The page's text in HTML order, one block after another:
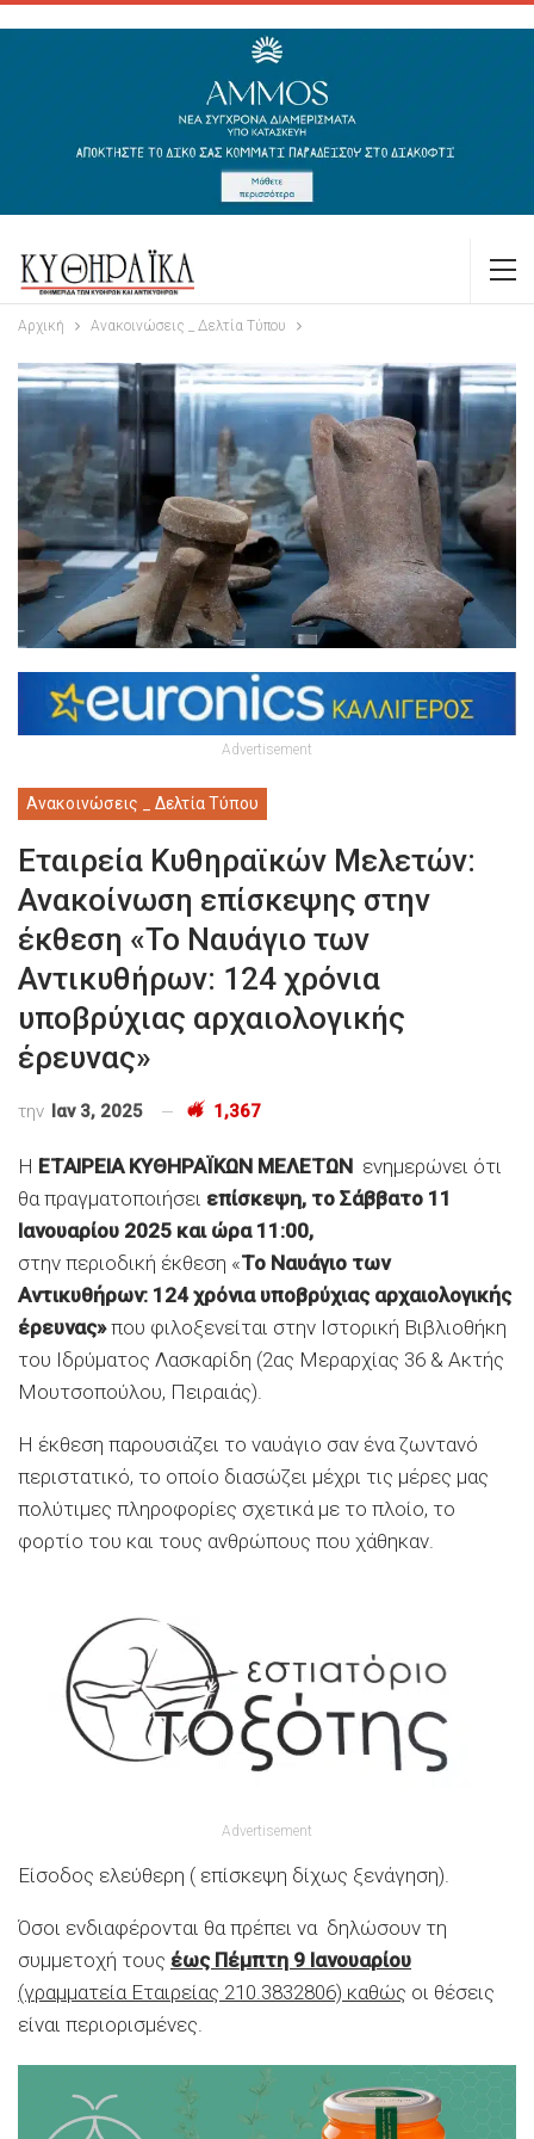
Αρχική Ανακοινώσεις _ Δελτία Τύπου
Advertisement
Ανακοινώσεις _ Δελτία Τύπου
Εταιρεία Κυθηραϊκών Μελετών:
Ανακοίνωση επίσκεψης στην
έκθεση «Το Ναυάγιο των
Αντικυθήρων: 124 χρόνια
υποβρύχιας αρχαιολογικής
έρευνας»
την Ιαν 3, 2025 1,367
Η ΕΤΑΙΡΕΙΑ ΚΥΘΗΡΑΪΚΩΝ ΜΕΛΕΤΩΝ ενημερώνει ότι
θα πραγματοποιήσει επίσκεψη, το Σάββατο 11
Ιανουαρίου 2025 και ώρα 11:00,
στην περιοδική έκθεση «Το Ναυάγιο των
Αντικυθήρων: 124 χρόνια υποβρύχιας αρχαιολογικής
έρευνας»που φιλοξενείται στην Ιστορική Βιβλιοθήκη
του Ιδρύματος Λασκαρίδη (2ας Μεραρχίας 36 & Ακτής
Μουτσοπούλου, Πειραιάς).
Η έκθεση παρουσιάζει το ναυάγιο σαν ένα ζωντανό
περιστατικό, το οποίο διασώζει μέχρι τις μέρες μας
πολύτιμες πληροφορίες σχετικά με το πλοίο, το
φορτίο του και τους ανθρώπους που χάθηκαν.
Advertisement
Είσοδος ελεύθερη ( επίσκεψη δίχως ξενάγηση).
Όσοι ενδιαφέρονται θα πρέπει να δηλώσουν τη
συμμετοχή τους έως Πέμπτη 9 Ιανουαρίου
(γραμματεία Εταιρείας 210.3832806) καθώς οι θέσεις
είναι περιορισμένες.